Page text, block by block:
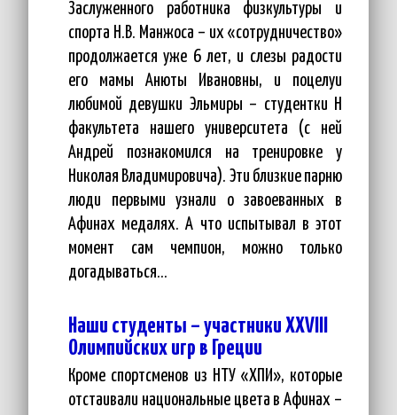
Заслуженного работника физкультуры и
спорта Н.В. Манжоса – их «сотрудничество»
продолжается уже 6 лет, и слезы радости
его мамы Анюты Ивановны, и поцелуи
любимой девушки Эльмиры – студентки Н
факультета нашего университета (с ней
Андрей познакомился на тренировке у
Николая Владимировича). Эти близкие парню
люди первыми узнали о завоеванных в
Афинах медалях. А что испытывал в этот
момент сам чемпион, можно только
догадываться...
Наши студенты – участники XXVIII
Олимпийских игр в Греции
Кроме спортсменов из НТУ «ХПИ», которые
отстаивали национальные цвета в Афинах –